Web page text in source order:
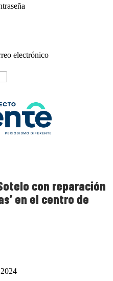
electrónico
con reparación
en el centro de